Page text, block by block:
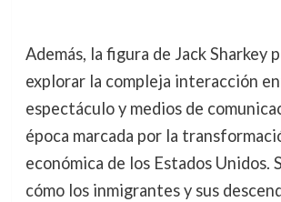
Además, la figura de Jack Sharkey
explorar la compleja interacción
espectáculo y medios de
época marcada por la
económica de los Estados Unidos.
cómo los inmigrantes y sus